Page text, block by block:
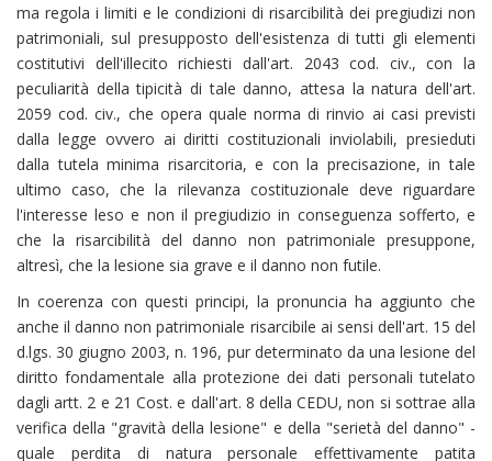
ma regola i limiti e le condizioni di risarcibilità dei pregiudizi non
patrimoniali, sul presupposto dell'esistenza di tutti gli elementi
costitutivi dell'illecito richiesti dall'art. 2043 cod. civ., con la
peculiarità della tipicità di tale danno, attesa la natura dell'art.
2059 cod. civ., che opera quale norma di rinvio ai casi previsti
dalla legge ovvero ai diritti costituzionali inviolabili, presieduti
dalla tutela minima risarcitoria, e con la precisazione, in tale
ultimo caso, che la rilevanza costituzionale deve riguardare
l'interesse leso e non il pregiudizio in conseguenza sofferto, e
che la risarcibilità del danno non patrimoniale presuppone,
altresì, che la lesione sia grave e il danno non futile.
In coerenza con questi principi, la pronuncia ha aggiunto che
anche il danno non patrimoniale risarcibile ai sensi dell'art. 15 del
d.lgs. 30 giugno 2003, n. 196, pur determinato da una lesione del
diritto fondamentale alla protezione dei dati personali tutelato
dagli artt. 2 e 21 Cost. e dall'art. 8 della CEDU, non si sottrae alla
verifica della "gravità della lesione" e della "serietà del danno" -
quale perdita di natura personale effettivamente patita